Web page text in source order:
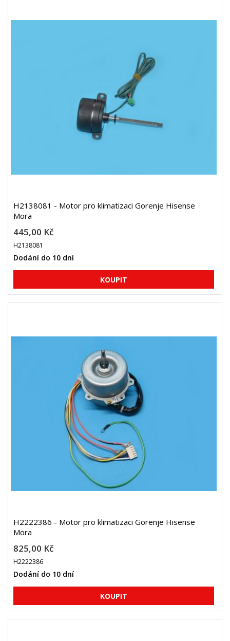
H2138081 - Motor pro klimatizaci Gorenje Hisense
Mora
445,00 Kč
H2138081
Dodání do 10 dní
H2222386 - Motor pro klimatizaci Gorenje Hisense
Mora
825,00 Kč
H2222386
Dodání do 10 dní